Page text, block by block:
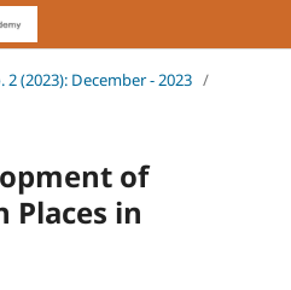
2 (2023): December - 2023 /
of
Places in